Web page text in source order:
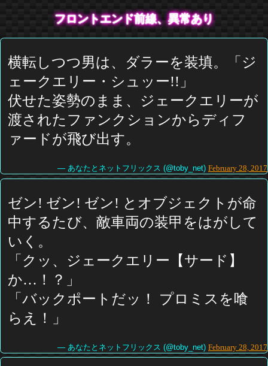
フロントエンド前線、異常あり
横転しつつ男は、ダラーを装填。「ジ
ェークエリー・シュッー!!」
伏せた姿勢のまま、ジェークエリーが
渡されたファンクションからディフ
ァードが飛び出す。
— あなたとネットフリックス (@toby_net) February 28, 2017
ゼン! ゼン! ゼン! とオブジェクトが命
中するたび、敵車両の装甲をはがして
いく。
「クッ、ジェークエリー【サード】
か…！？」
「バックポートだッ！ プロミスを喰
らえ！」
— あなたとネットフリックス (@toby_net) February 28, 2017